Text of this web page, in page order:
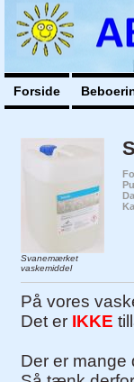
Forside
Svanemærket
vaskemiddel
På vores
Det er IKKE
Der er